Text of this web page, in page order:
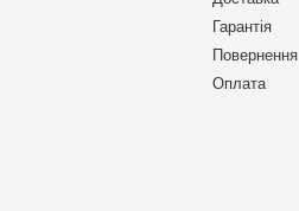
Гарантія
Повернення
Оплата